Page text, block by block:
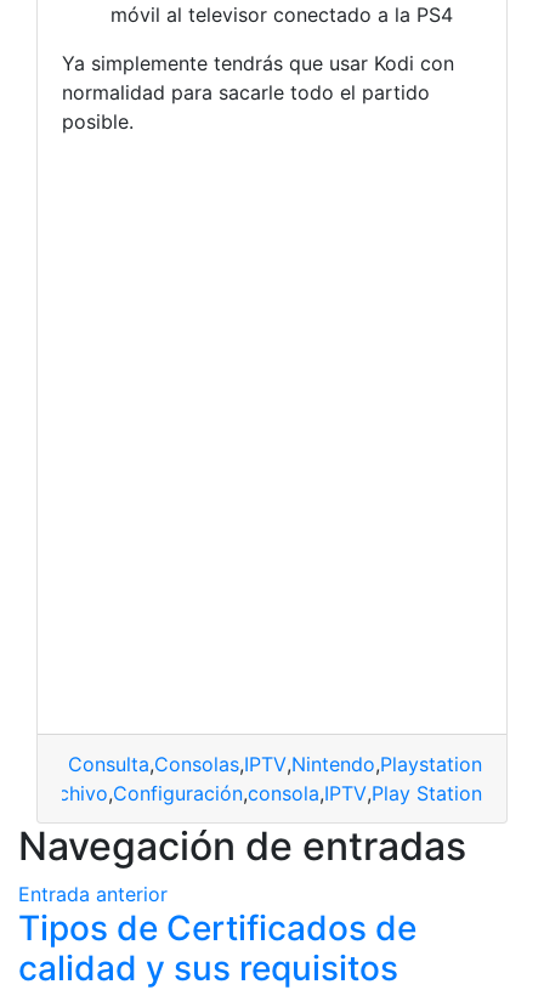
móvil al televisor conectado a la PS4
Ya simplemente tendrás que usar Kodi con
normalidad para sacarle todo el partido
posible.
Consulta,Consolas,IPTV,Nintendo,Playstation
Archivo,Configuración,consola,IPTV,Play Station
Navegación de entradas
Entrada anterior
Tipos de Certificados de
calidad y sus requisitos